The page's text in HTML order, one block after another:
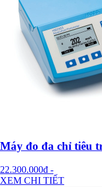
Máy đo đa chỉ tiêu
22.300.000đ -
XEM CHI TIẾT